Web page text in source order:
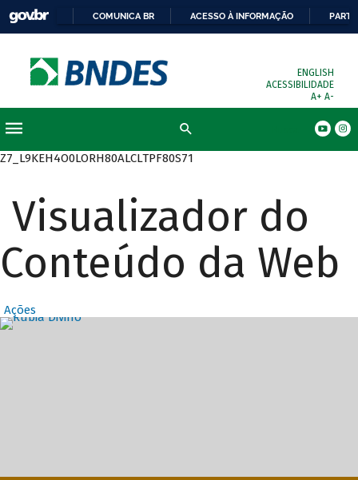
COMUNICA BR ACESSO À INFORMAÇÃO
ENGLISH
ACESSIBILIDADE
A+ A-
Z7_L9KEH4O0LORH80ALCLTPF80S71
Visualizador do
Conteúdo da Web
Ações
Destaques